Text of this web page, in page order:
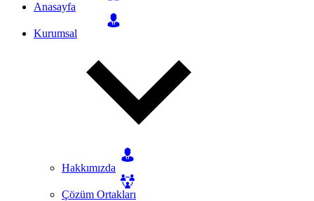
Anasayfa
Kurumsal
Hakkımızda
Çözüm Ortakları